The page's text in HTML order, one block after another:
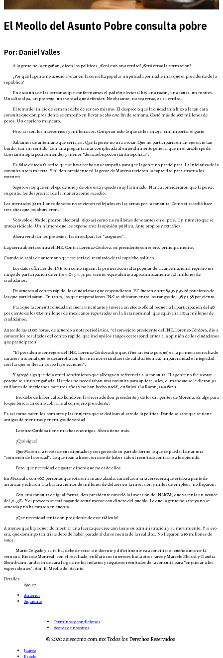
El Meollo del Asunto Pobre consulta pobre
Por: Daniel Valles
A la gente no la engañan, dicen los políticos. ¿Será esto una verdad? ¿Será veraz la afirmación?
¿Por qué la gente no acudió a votar en la consulta popular impulsada por nadie más que el presidente de la
república?
En cada una de las personas que conformamos el padrón electoral hay una razón, una causa, un motivo.
Una disculpa, un pretexto, una verdad que defender. No obstante, no sea veraz, es su verdad.
El tema del inicio de semana debe de ser eso mismo. El desprecio que la ciudadanía hizo a la tan cara
consulta que don presidente se empeñó en llevar a cabo este fin de semana. Costó más de 500 millones de
pesos. Un capricho muy caro.
Pero así son los nuevos ricos y millonarios. Compran todo lo que se les antoja, sin importar el gasto.
Sabíamos de antemano que sería así. Que la gente no iría a votar. Que no participaría en un ejercicio tan
burdo, tan sin sentido. Con una pregunta más complicada al entendimiento general que ni el arzobispo de
Constantinopla podía entender y menos “desarzobispoconstantinopolizar”.
Es falso de toda falsedad que se haya hecho una campaña para que la gente no participara. La iniciativa de la
consulta nació muerta. Y ni don presidente ni la gente de Morena tuvieron la capacidad para atraer a los
votantes.
Seguro estoy que en el ego de uno y de otro está y quedó muy lastimado. Nunca consideraron que la gente,
su gente, los despreciara de la manera como sucedió.
Los mentados 30 millones de votos no se vieron reflejados en las urnas por la consulta. Como si sucedió hace
tres años que los obtuvieron.
Votó sólo el 8% del padrón electoral. Algo así como 7.6 millones de votantes en el país. Un número que se
antoja ridículo. Un número que les expone ante la opinión pública. Ante propios y extraños.
Ahora vendrán los pretextos, las disculpas, los “asegunes”.
La guerra abierta contra el INE. Contra Lorenzo Córdova, su presidente consejero, principalmente.
Cuando se sabía de antemano que ese sería el resultado de tal capricho político.
Los datos oficiales del INE son como siguen: la primera consulta popular de alcance nacional registró un
rango de participación de entre 7.07 y 7.74 por ciento, equivalente a aproximadamente 7.2 millones de
ciudadanos.
De acuerdo al conteo rápido, los ciudadanos que respondieron “Sí” fueron entre 89.36 y 96.28 por ciento de
los que participaron. En tanto, los que respondieron “No” se ubicaron entre los rangos de 1.38 y 1.58 por ciento.
Para que la consulta ciudadana fuera vinculante y tuviera un efecto oficial requería la participación del 40
por ciento de los 93.6 millones de mexicanos registrados en la lista nominal, que equivalía a 37.4 millones de
ciudadanos.
Antes de las 21:00 horas, de acuerdo a nota periodística, “el consejero presidente del INE, Lorenzo Córdova, dio a
conocer los resultados del conteo rápido, que incluyó los rangos correspondientes a la opinión de los ciudadanos
que participaron”.
“El presidente consejero del INE, Lorenzo Córdova dijo que, (Fue un éxito porque) es la primera consulta de
carácter nacional que se desarrolla con los mismos estándares de calidad técnica, imparcialidad e integridad
con las que se llevan a cabo las elecciones”.
Y agregó algo que deja ver el sentimiento que alberga en referencia a la consulta. “La gente no fue a votar
porque se sintió engañada. Ustedes no necesitaban una consulta para aplicar la ley, el mandato se le dieron 30
millones de mexicanos hace tres años y no han hecho nada”, enfatizó. (La Razón, 02/08/21)
Eso debe de haber calado hondo en la víscera de don presidente y de los dirigentes de Morena. Es algo para
lo que buscarán como cobrarle al consejero presidente.
Es así como hacen los hombres y las mujeres que se dedican al arte de la política. Donde se sabe que se tiene
amigos de mentiras y enemigos de verdad.
Lorenzo Córdoba tiene muchos enemigos. Ahora tiene más.
¿Qué sigue?
Que Morena, a través de sus diputados y con gente de su partido forme lo que se pueda llamar una
“comisión de la verdad”. Lo que iban a hacer, en caso de haber sido el resultado contrario a lo obtenido.
Pero, qué necesidad de gastar dinero que no es de ellos.
En Mexicali, con 700 personas que votaron a mano alzada, cancelaron una cervecera que estaba a punto de
arrancar y echaron a la basura cientos de millones de dólares en la inversión y miles de empleos, no llegaron.
Con una consulta de igual forma, don presidente canceló la inversión del NAICM, que ya tenía un avance
del 32-35%. Y el proyecto se está pagando actualmente con dinero del pueblo. Lo que la gente no sabe ya no se
acuerda y no ha tomado en cuenta.
¿Qué necesidad tenía don presidente de este ridículo?
A menos que haya querido mostrar una fuerza que cree aún tiene su administración y su movimiento. Y si eso
era, qué domingo tan triste debe de haber pasado al darse cuenta de la realidad. No llegaron a 10 millones de
votos.
Mario Delgado y su tribu, debe de estar sin dormir y difícilmente va a conciliar el sueño durante la
semana. Ricardo Monreal, con el resultado, enfilará sus intereses hacia otros lares y Marcelo Ebrard y Claudia
Sheinbaum, andarán de cara larga ante los nefastos y negativos resultados de la consulta para “enjuiciar a los
expresidentes”. Ahí, El Meollo del Asunto.
Detalles
Ago.02
Anterior
Siguiente
Terminos y condiciones
Acerca de nosotros
© 2020 asiescomo.com.mx Todos los Derechos Reservados.
Juárez
Estado